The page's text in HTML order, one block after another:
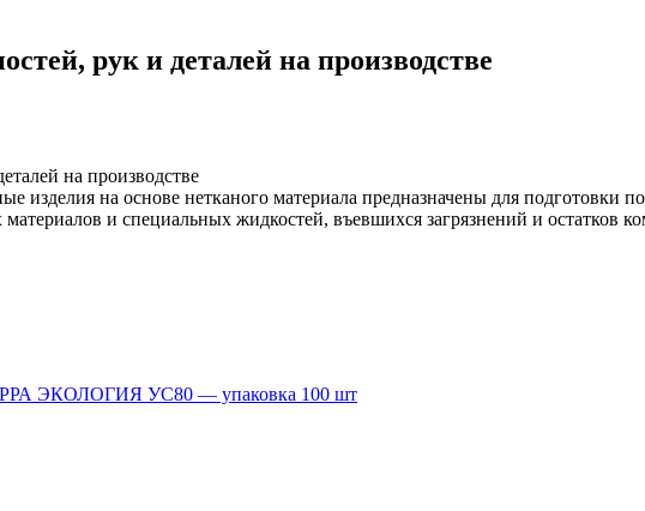
рук и деталей на производстве
на производстве
на основе нетканого материала предназначены для подготовки
и специальных жидкостей, въевшихся загрязнений и остатков
ЭКОЛОГИЯ УС80 — упаковка 100 шт